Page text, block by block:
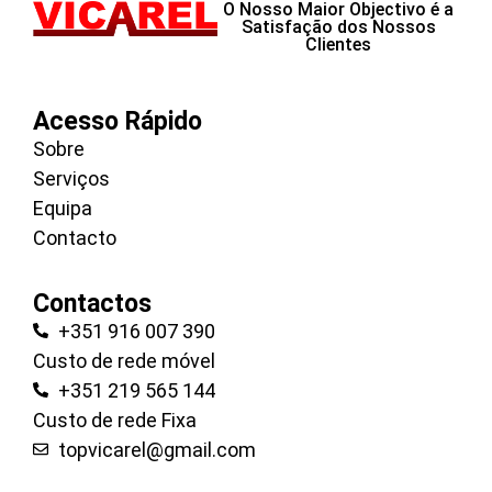
O Nosso Maior Objectivo é a
Satisfação dos Nossos
Clientes
Acesso Rápido
Sobre
Serviços
Equipa
Contacto
Contactos
+351 916 007 390
Custo de rede móvel
+351 219 565 144
Custo de rede Fixa
topvicarel@gmail.com